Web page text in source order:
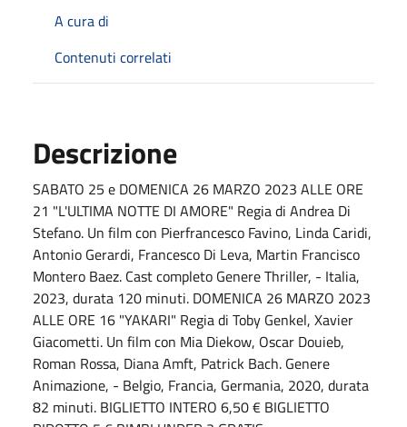
A cura di
Contenuti correlati
Descrizione
SABATO 25 e DOMENICA 26 MARZO 2023 ALLE ORE
21 "L'ULTIMA NOTTE DI AMORE" Regia di Andrea Di
Stefano. Un film con Pierfrancesco Favino, Linda Caridi,
Antonio Gerardi, Francesco Di Leva, Martin Francisco
Montero Baez. Cast completo Genere Thriller, - Italia,
2023, durata 120 minuti. DOMENICA 26 MARZO 2023
ALLE ORE 16 "YAKARI" Regia di Toby Genkel, Xavier
Giacometti. Un film con Mia Diekow, Oscar Douieb,
Roman Rossa, Diana Amft, Patrick Bach. Genere
Animazione, - Belgio, Francia, Germania, 2020, durata
82 minuti. BIGLIETTO INTERO 6,50 € BIGLIETTO